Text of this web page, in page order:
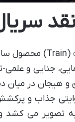
جنایی و علمی-
و هیجان در میان
جذاب و
به تصویر می کشد